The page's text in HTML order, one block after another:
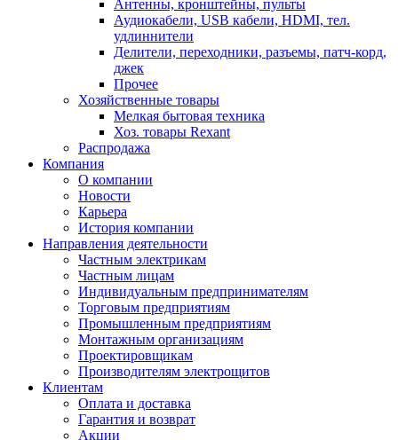
Антенны, кронштейны, пульты
Аудиокабели, USB кабели, HDMI, тел.
удлиннители
Делители, переходники, разъемы, патч-корд,
джек
Прочее
Хозяйственные товары
Мелкая бытовая техника
Хоз. товары Rexant
Распродажа
Компания
О компании
Новости
Карьера
История компании
Направления деятельности
Частным электрикам
Частным лицам
Индивидуальным предпринимателям
Торговым предприятиям
Промышленным предприятиям
Монтажным организациям
Проектировщикам
Производителям электрощитов
Клиентам
Оплата и доставка
Гарантия и возврат
Акции